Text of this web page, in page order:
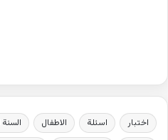
اختبار اسئلة الاطفال